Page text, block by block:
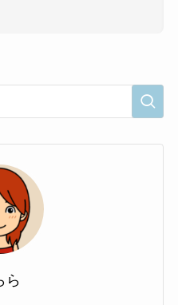
ら